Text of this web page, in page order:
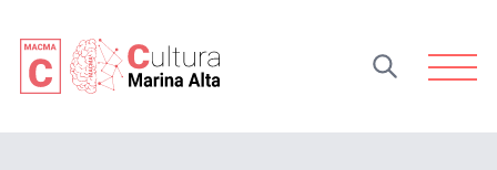
Open